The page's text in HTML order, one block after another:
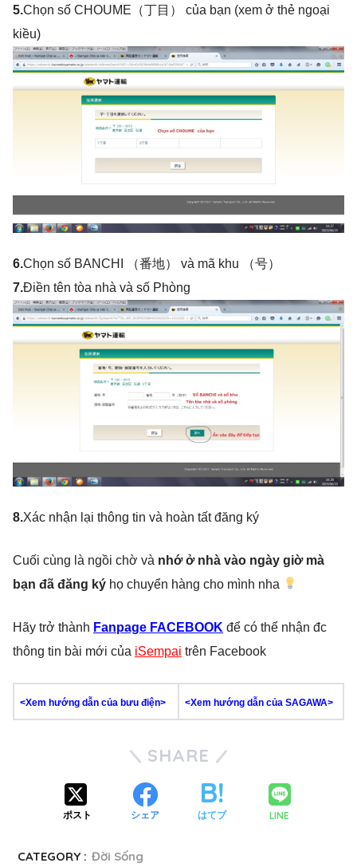
5.Chọn số CHOUME（丁目） của bạn (xem ở thẻ ngoại
kiều)
6.Chọn số BANCHI （番地） và mã khu （号）
7.Điền tên tòa nhà và số Phòng
8.Xác nhận lại thông tin và hoàn tất đăng ký
Cuối cùng là ngồi chờ và nhớ ở nhà vào ngày giờ mà
bạn đã đăng ký họ chuyển hàng cho mình nha
Hãy trở thành Fanpage FACEBOOK để có thể nhận đc
thông tin bài mới của iSempai trên Facebook
<Xem hướng dẫn của bưu điện> <Xem hướng dẫn của SAGAWA>
SHARE
ポスト シェア はてブ LINE
CATEGORY : Đời Sống